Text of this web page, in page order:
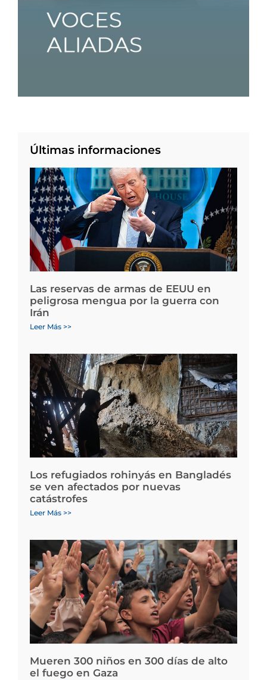
Últimas informaciones
Las reservas de armas de EEUU en
peligrosa mengua por la guerra con
Irán
Leer Más >>
Los refugiados rohinyás en Bangladés
se ven afectados por nuevas
catástrofes
Leer Más >>
Mueren 300 niños en 300 días de alto
el fuego en Gaza